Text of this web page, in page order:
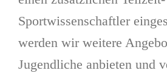
Sportwissenschaftler
werden wir weitere
Jugendliche anbieten und